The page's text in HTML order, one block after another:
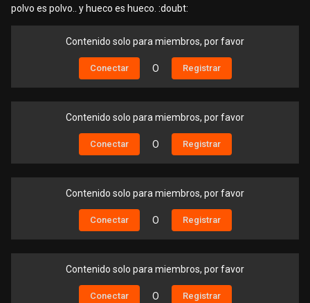
polvo es polvo.. y hueco es hueco. :doubt:
Contenido solo para miembros, por favor
Conectar O Registrar
Contenido solo para miembros, por favor
Conectar O Registrar
Contenido solo para miembros, por favor
Conectar O Registrar
Contenido solo para miembros, por favor
Conectar O Registrar